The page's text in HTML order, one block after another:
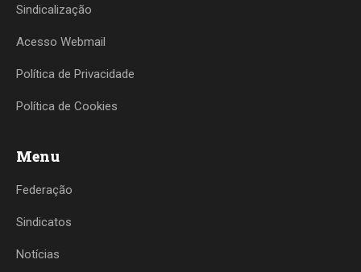
Sindicalização
Acesso Webmail
Política de Privacidade
Política de Cookies
Menu
Federação
Sindicatos
Notícias